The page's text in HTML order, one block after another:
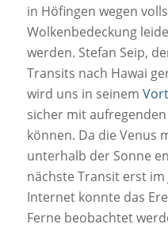
in Höfingen wegen
Wolkenbedeckung
werden. Stefan Seip,
Transits nach Hawai
wird uns in seinem
sicher mit
können. Da die Venus
unterhalb der Sonne
nächste Transit erst im
Internet konnte das
Ferne beobachtet